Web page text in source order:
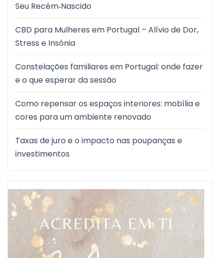
Seu Recém‑Nascido
CBD para Mulheres em Portugal – Alívio de Dor,
Stress e Insónia
Constelações familiares em Portugal: onde fazer
e o que esperar da sessão
Como repensar os espaços interiores: mobília e
cores para um ambiente renovado
Taxas de juro e o impacto nas poupanças e
investimentos